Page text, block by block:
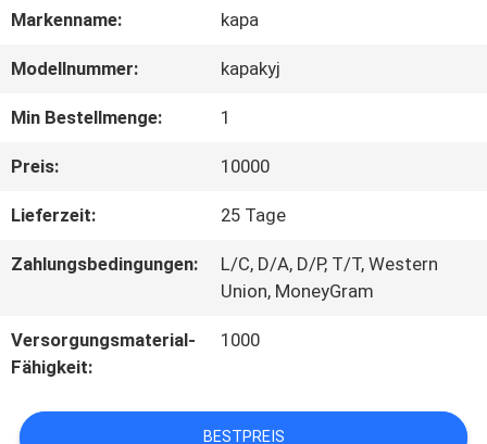
WERKSBESICHTIGUNG
QUALITÄTSKONTROLLE
KONTAKT
MIT
UNS
Markenname: kapa
Modellnummer: kapakyj
Min Bestellmenge: 1
Preis: 10000
Lieferzeit: 25 Tage
Zahlungsbedingungen:
L/C, D/A, D/P, T/T, Western
Union, MoneyGram
Versorgungsmaterial-
Fähigkeit:
1000
BESTPREIS